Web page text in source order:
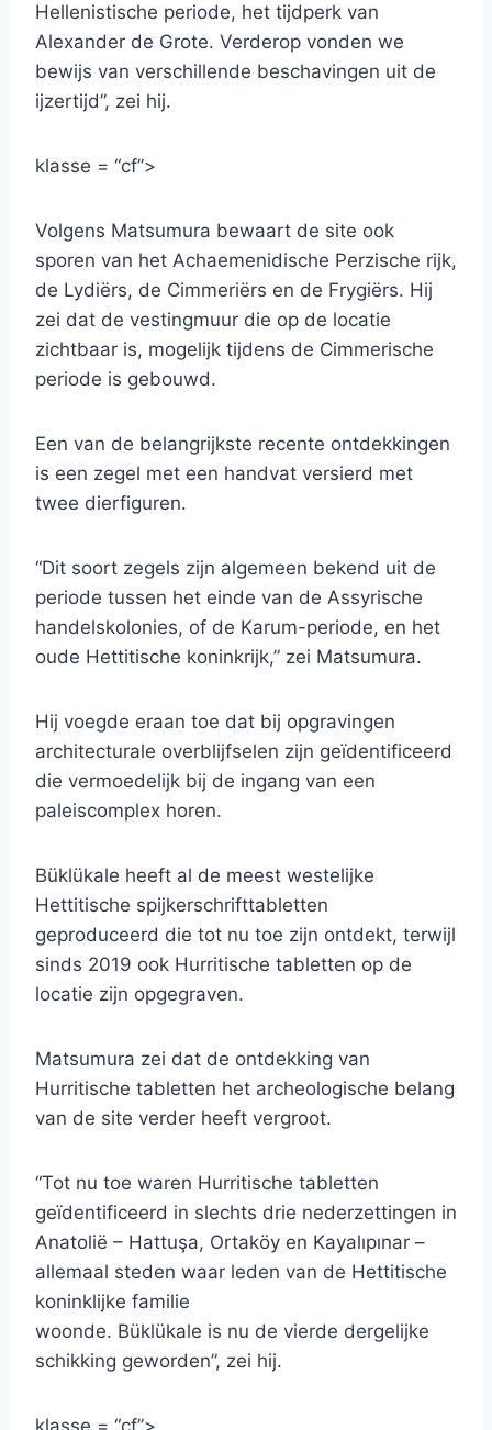
Hellenistische periode, het tijdperk van
Alexander de Grote. Verderop vonden we
bewijs van verschillende beschavingen uit de
ijzertijd”, zei hij.
klasse = “cf”>
Volgens Matsumura bewaart de site ook
sporen van het Achaemenidische Perzische rijk,
de Lydiërs, de Cimmeriërs en de Frygiërs. Hij
zei dat de vestingmuur die op de locatie
zichtbaar is, mogelijk tijdens de Cimmerische
periode is gebouwd.
Een van de belangrijkste recente ontdekkingen
is een zegel met een handvat versierd met
twee dierfiguren.
“Dit soort zegels zijn algemeen bekend uit de
periode tussen het einde van de Assyrische
handelskolonies, of de Karum-periode, en het
oude Hettitische koninkrijk,” zei Matsumura.
Hij voegde eraan toe dat bij opgravingen
architecturale overblijfselen zijn geïdentificeerd
die vermoedelijk bij de ingang van een
paleiscomplex horen.
Büklükale heeft al de meest westelijke
Hettitische spijkerschrifttabletten
geproduceerd die tot nu toe zijn ontdekt, terwijl
sinds 2019 ook Hurritische tabletten op de
locatie zijn opgegraven.
Matsumura zei dat de ontdekking van
Hurritische tabletten het archeologische belang
van de site verder heeft vergroot.
“Tot nu toe waren Hurritische tabletten
geïdentificeerd in slechts drie nederzettingen in
Anatolië – Hattuşa, Ortaköy en Kayalıpınar –
allemaal steden waar leden van de Hettitische
koninklijke familie
woonde. Büklükale is nu de vierde dergelijke
schikking geworden”, zei hij.